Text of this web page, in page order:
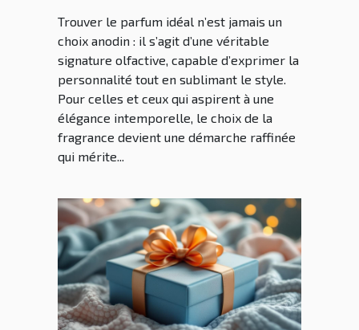
Trouver le parfum idéal n’est jamais un
choix anodin : il s’agit d’une véritable
signature olfactive, capable d’exprimer la
personnalité tout en sublimant le style.
Pour celles et ceux qui aspirent à une
élégance intemporelle, le choix de la
fragrance devient une démarche raffinée
qui mérite...